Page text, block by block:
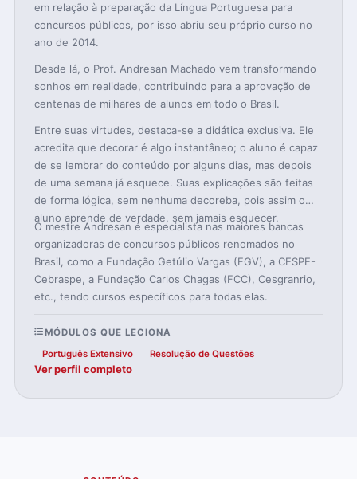
em relação à preparação da Língua Portuguesa para
concursos públicos, por isso abriu seu próprio curso no
ano de 2014.
Desde lá, o Prof. Andresan Machado vem transformando
sonhos em realidade, contribuindo para a aprovação de
centenas de milhares de alunos em todo o Brasil.
Entre suas virtudes, destaca-se a didática exclusiva. Ele
acredita que decorar é algo instantâneo; o aluno é capaz
de se lembrar do conteúdo por alguns dias, mas depois
de uma semana já esquece. Suas explicações são feitas
de forma lógica, sem nenhuma decoreba, pois assim o
aluno aprende de verdade, sem jamais esquecer.
O mestre Andresan é especialista nas maiores bancas
organizadoras de concursos públicos renomados no
Brasil, como a Fundação Getúlio Vargas (FGV), a CESPE-
Cebraspe, a Fundação Carlos Chagas (FCC), Cesgranrio,
etc., tendo cursos específicos para todas elas.
MÓDULOS QUE LECIONA
Português Extensivo
Resolução de Questões
Ver perfil completo